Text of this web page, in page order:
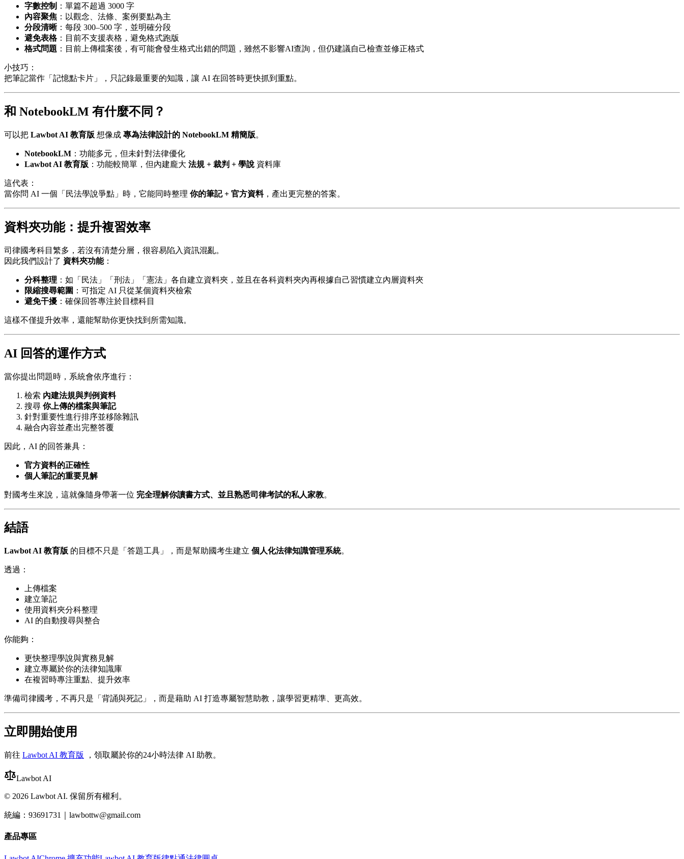
字數控制 ：單篇不超過 3000 字
內容聚焦 ：以觀念、法條、案例要點為主
分段清晰：每段 300–500 字，並明確分段
避免表格：目前不支援表格，避免格式跑版
格式問題 ：目前上傳檔案後，有可能會發生格式出錯的問題，雖然不影響AI查詢，但仍建議自己檢查並修正格式
小技巧：
把筆記當作「記憶點卡片」，只記錄最重要的知識，讓 AI 在回答時更快抓到重點。
和 NotebookLM 有什麼不同？
可以把 Lawbot AI 教育版 想像成 專為法律設計的 NotebookLM 精簡版。
NotebookLM ：功能多元，但未針對法律優化
Lawbot AI 教育版 ：功能較簡單，但內建龐大 法規 + 裁判 + 學說 資料庫
這代表：
當你問 AI 一個「民法學說爭點」時，它能同時整理 你的筆記 + 官方資料，產出更完整的答案。
資料夾功能：提升複習效率
司律國考科目繁多，若沒有清楚分層，很容易陷入資訊混亂。
因此我們設計了 資料夾功能：
分科整理 ：如「民法」「刑法」「憲法」各自建立資料夾，並且在各科資料夾內再根據自己習慣建立內層資料夾
限縮搜尋範圍 ：可指定 AI 只從某個資料夾檢索
避免干擾 ：確保回答專注於目標科目
這樣不僅提升效率，還能幫助你更快找到所需知識。
AI 回答的運作方式
當你提出問題時，系統會依序進行：
檢索 內建法規與判例資料
搜尋 你上傳的檔案與筆記
針對重要性進行排序並移除雜訊
融合內容並產出完整答覆
因此，AI 的回答兼具：
官方資料的正確性
個人筆記的重要見解
對國考生來說，這就像隨身帶著一位 完全理解你讀書方式、並且熟悉司律考試的私人家教。
結語
Lawbot AI 教育版 的目標不只是「答題工具」，而是幫助國考生建立 個人化法律知識管理系統。
透過：
上傳檔案
建立筆記
使用資料夾分科整理
AI 的自動搜尋與整合
你能夠：
更快整理學說與實務見解
建立專屬於你的法律知識庫
在複習時專注重點、提升效率
準備司律國考，不再只是「背誦與死記」，而是藉助 AI 打造專屬智慧助教，讓學習更精準、更高效。
立即開始使用
前往 Lawbot AI 教育版 ，領取屬於你的24小時法律 AI 助教。
Lawbot AI
© 2026 Lawbot AI. 保留所有權利。
統編：93691731｜lawbottw@gmail.com
產品專區